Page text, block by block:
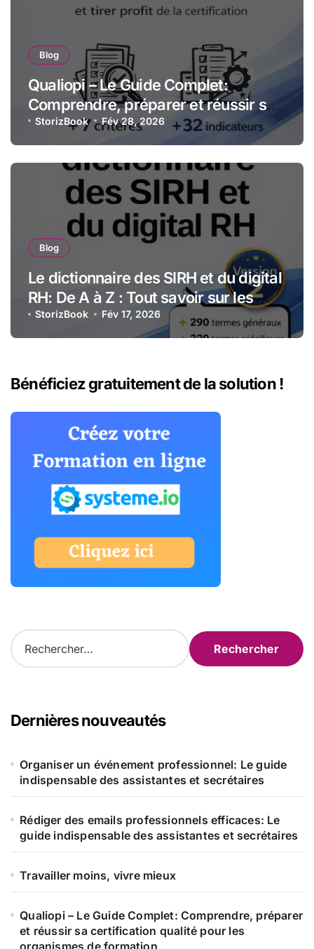
Blog
Qualiopi – Le Guide Complet:
Comprendre, préparer et réussir sa
certification qualité pour les
organismes de formation
StorizBook Fév 28, 2026
Blog
Le dictionnaire des SIRH et du digital
RH: De A à Z : Tout savoir sur les
technologies et stratégies RH
numériques
StorizBook Fév 17, 2026
Bénéficiez gratuitement de la solution !
R
e
r
c
e
Dernières nouveautés
Organiser un événement professionnel: Le guide
indispensable des assistantes et secrétaires
Rédiger des emails professionnels efficaces: Le
guide indispensable des assistantes et secrétaires
Travailler moins, vivre mieux
Qualiopi – Le Guide Complet: Comprendre, préparer
et réussir sa certification qualité pour les